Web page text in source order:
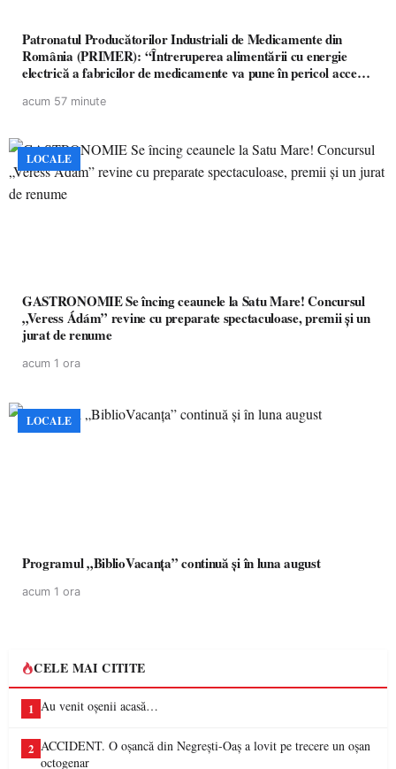
Patronatul Producătorilor Industriali de Medicamente din
România (PRIMER): “Întreruperea alimentării cu energie
electrică a fabricilor de medicamente va pune în pericol accesul
acum 57 minute
LOCALE
GASTRONOMIE Se încing ceaunele la Satu Mare! Concursul
„Veress Ádám” revine cu preparate spectaculoase, premii și un
jurat de renume
acum 1 ora
LOCALE
Programul „BiblioVacanța” continuă și în luna august
acum 1 ora
CELE MAI CITITE
1 Au venit oșenii acasă…
2 ACCIDENT. O oșancă din Negrești-Oaș a lovit pe trecere un oșan
octogenar